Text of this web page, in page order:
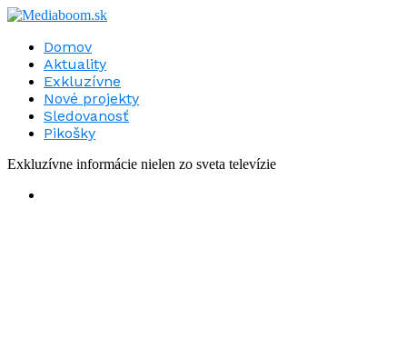
Domov
Aktuality
Exkluzívne
Nové projekty
Sledovanosť
Pikošky
Exkluzívne informácie nielen zo sveta televízie